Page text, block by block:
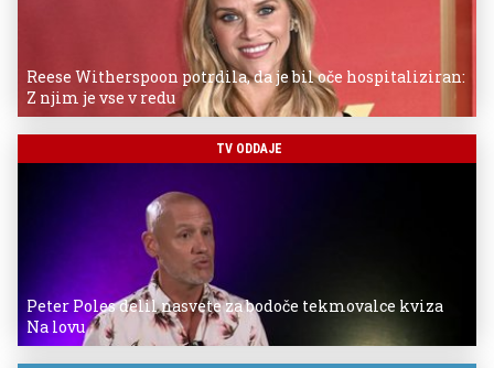
Reese Witherspoon potrdila, da je bil oče hospitaliziran:
Z njim je vse v redu
TV ODDAJE
Peter Poles delil nasvete za bodoče tekmovalce kviza
Na lovu